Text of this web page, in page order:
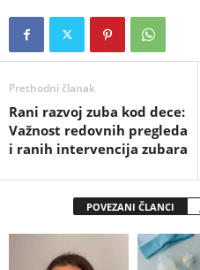
Prethodni članak
Rani razvoj zuba kod dece:
Važnost redovnih pregleda
i ranih intervencija zubara
POVEZANI ČLANCI